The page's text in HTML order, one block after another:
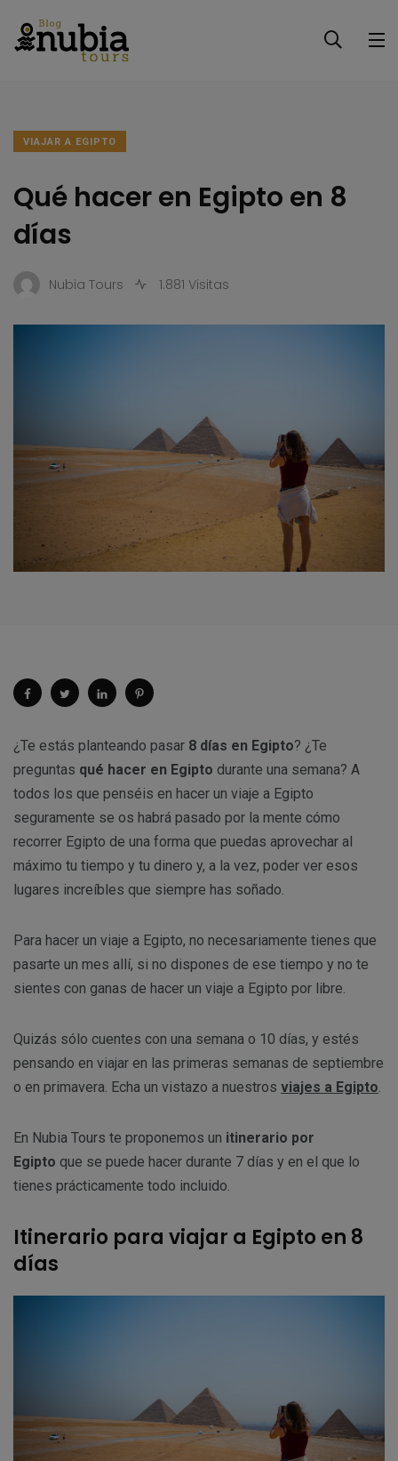
VIAJAR A EGIPTO
Qué hacer en Egipto en 8
días
Nubia Tours 1.881 Visitas
¿Te estás planteando pasar 8 días en Egipto? ¿Te
preguntas qué hacer en Egipto durante una semana? A
todos los que penséis en hacer un viaje a Egipto
seguramente se os habrá pasado por la mente cómo
recorrer Egipto de una forma que puedas aprovechar al
máximo tu tiempo y tu dinero y, a la vez, poder ver esos
lugares increíbles que siempre has soñado.
Para hacer un viaje a Egipto, no necesariamente tienes que
pasarte un mes allí, si no dispones de ese tiempo y no te
sientes con ganas de hacer un viaje a Egipto por libre.
Quizás sólo cuentes con una semana o 10 días, y estés
pensando en viajar en las primeras semanas de septiembre
o en primavera. Echa un vistazo a nuestros viajes a Egipto.
En Nubia Tours te proponemos un itinerario por
Egipto que se puede hacer durante 7 días y en el que lo
tienes prácticamente todo incluido.
Itinerario para viajar a Egipto en 8
días